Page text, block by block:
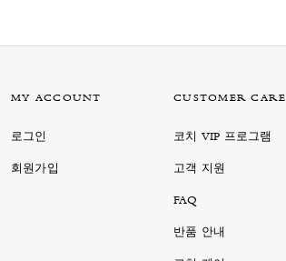
MY ACCOUNT
로그인
회원가입
CUSTOMER CARE
코치 VIP 프로그램
고객 지원
FAQ
반품 안내